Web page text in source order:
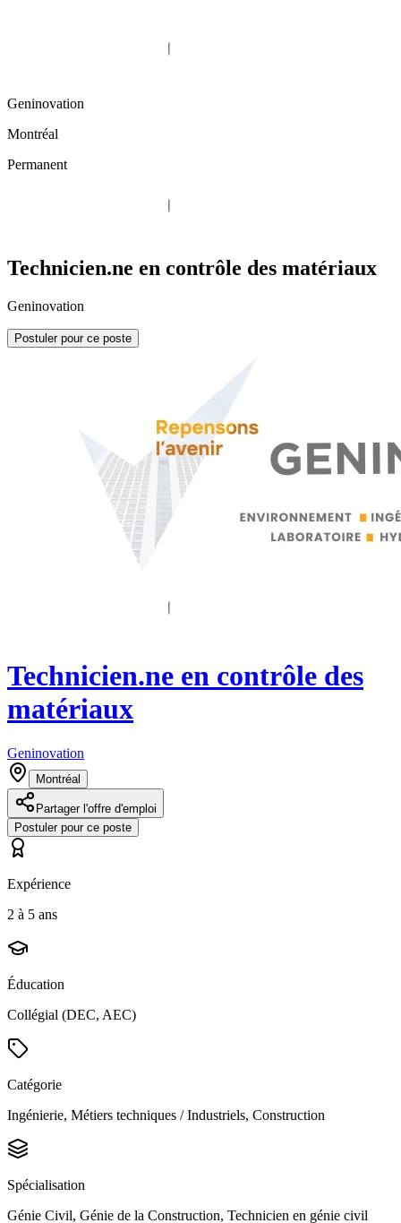
Geninovation
Montréal
Permanent
Technicien.ne en contrôle des matériaux
Geninovation
Postuler pour ce poste
Technicien.ne en contrôle des
matériaux
Geninovation
Montréal
Partager l'offre d'emploi
Postuler pour ce poste
Expérience
2 à 5 ans
Éducation
Collégial (DEC, AEC)
Catégorie
Ingénierie, Métiers techniques / Industriels, Construction
Spécialisation
Génie Civil, Génie de la Construction, Technicien en génie civil